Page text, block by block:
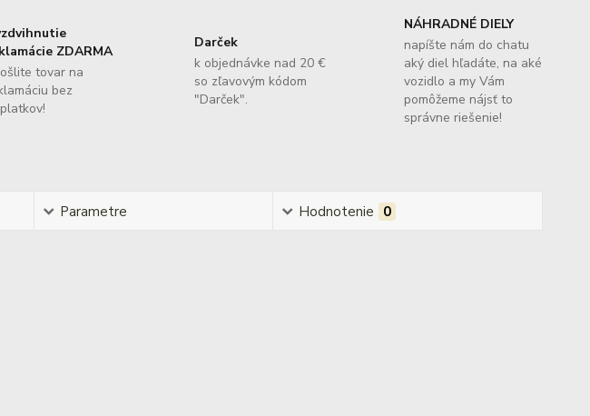
ZDARMA
tovar na
bez
Darček
k objednávke nad 20 €
so zľavovým kódom
"Darček".
NÁHRADNÉ DIELY
napíšte nám do chatu
aký diel hľadáte, na aké
vozidlo a my Vám
pomôžeme nájsť to
správne riešenie!
Parametre Hodnotenie 0